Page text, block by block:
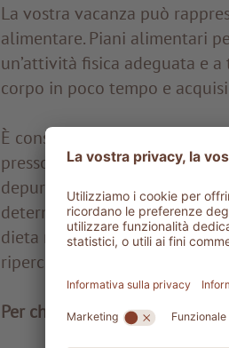
La vostra vacanza può
alimentare. Piani alimentari
un’attività fisica adeguata e
corpo in poco tempo e
È consigliato abbinare alla
presso il nostro centro di
depurativo, e a un test di
determinati cibi e ripristinare
dieta migliora anche il
ripercussioni positive sul
Per chi è indicata questo tipo